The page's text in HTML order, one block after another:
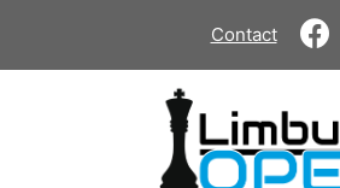
de
Contact